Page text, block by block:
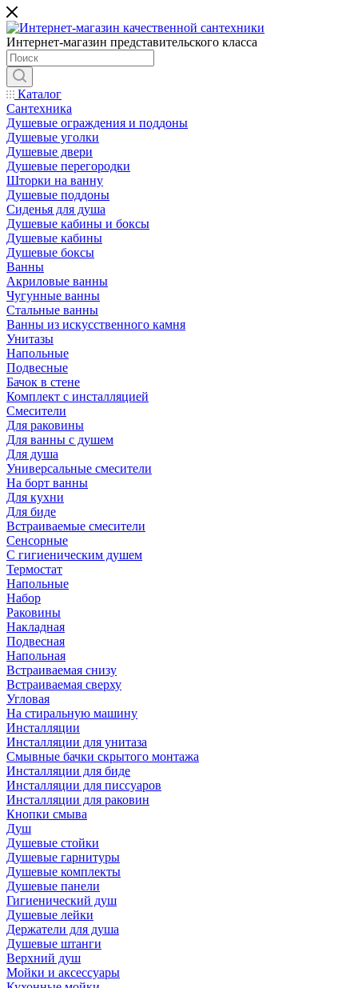
Интернет-магазин представительского класса
Каталог
Сантехника
Душевые ограждения и поддоны
Душевые уголки
Душевые двери
Душевые перегородки
Шторки на ванну
Душевые поддоны
Сиденья для душа
Душевые кабины и боксы
Душевые кабины
Душевые боксы
Ванны
Акриловые ванны
Чугунные ванны
Стальные ванны
Ванны из искусственного камня
Унитазы
Напольные
Подвесные
Бачок в стене
Комплект с инсталляцией
Смесители
Для раковины
Для ванны с душем
Для душа
Универсальные смесители
На борт ванны
Для кухни
Для биде
Встраиваемые смесители
Сенсорные
С гигиеническим душем
Термостат
Напольные
Набор
Раковины
Накладная
Подвесная
Напольная
Встраиваемая снизу
Встраиваемая сверху
Угловая
На стиральную машину
Инсталляции
Инсталляции для унитаза
Смывные бачки скрытого монтажа
Инсталляции для биде
Инсталляции для писсуаров
Инсталляции для раковин
Кнопки смыва
Душ
Душевые стойки
Душевые гарнитуры
Душевые комплекты
Душевые панели
Гигиенический душ
Душевые лейки
Держатели для душа
Душевые штанги
Верхний душ
Мойки и аксессуары